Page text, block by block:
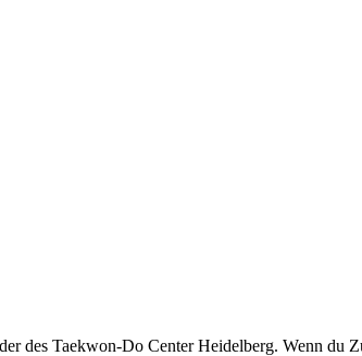
des Taekwon-Do Center Heidelberg. Wenn du